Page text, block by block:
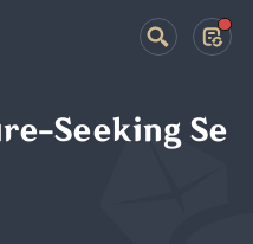
Seeking Se